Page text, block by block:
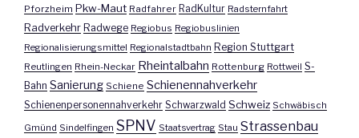
Pforzheim Pkw-Maut Radfahrer RadKultur Radsternfahrt
Radverkehr Radwege Regiobus Regiobuslinien
Regionalisierungsmittel Regionalstadtbahn Region Stuttgart
Reutlingen Rhein-Neckar Rheintalbahn Rottenburg Rottweil S-
Bahn Sanierung Schiene Schienennahverkehr
Schienenpersonennahverkehr Schwarzwald Schweiz Schwäbisch
Gmünd Sindelfingen SPNV Staatsvertrag Stau Strassenbau